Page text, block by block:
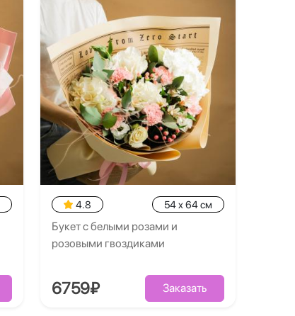
4.8 54 x 64 см
Букет с белыми розами и
розовыми гвоздиками
6759₽ Заказать